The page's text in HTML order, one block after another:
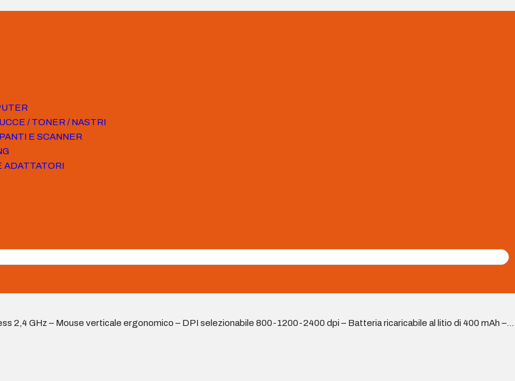
/ TONER / NASTRI
E SCANNER
ADATTATORI
2,4 GHz – Mouse verticale ergonomico – DPI selezionabile 800-1200-2400 dpi – Batteria ricaricabile al litio di 400 mAh –